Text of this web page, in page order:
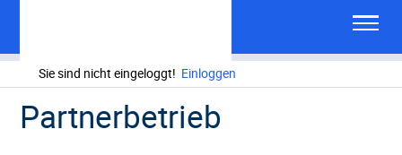
Sie sind nicht eingeloggt! Einloggen
Partnerbetrieb